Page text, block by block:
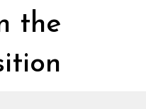
the